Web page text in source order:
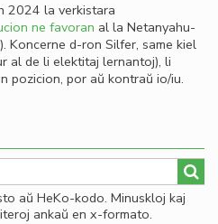
2024 la verkistara
ne favoran al la Netanyahu-
Koncerne d-ron Silfer, same kiel
al de li elektitaj lernantoj), li
pozicion, por aŭ kontraŭ io/iu.
aŭ HeKo-kodo. Minuskloj kaj
ankaŭ en x-formato.